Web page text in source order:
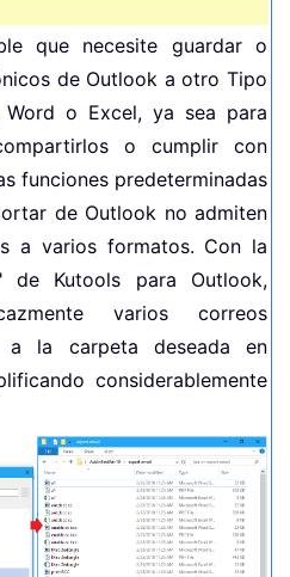
que necesite guardar o
de Outlook a otro Tipo
o Excel, ya sea para
o cumplir con
funciones predeterminadas
de Outlook no admiten
a varios formatos. Con la
de Kutools para Outlook,
varios correos
la carpeta deseada en
considerablemente